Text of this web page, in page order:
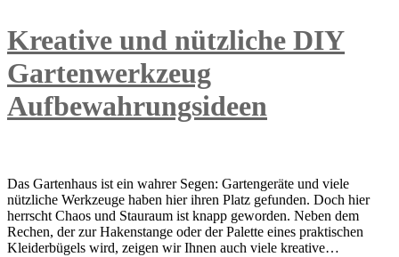
Kreative und nützliche DIY
Gartenwerkzeug
Aufbewahrungsideen
Das Gartenhaus ist ein wahrer Segen: Gartengeräte und viele
nützliche Werkzeuge haben hier ihren Platz gefunden. Doch hier
herrscht Chaos und Stauraum ist knapp geworden. Neben dem
Rechen, der zur Hakenstange oder der Palette eines praktischen
Kleiderbügels wird, zeigen wir Ihnen auch viele kreative…